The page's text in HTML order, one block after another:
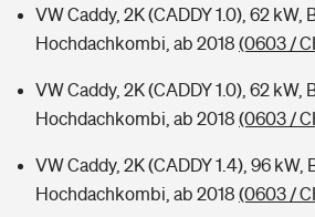
VW Caddy, 2K (CADDY 1.0), 62 kW,
Hochdachkombi, ab 2018 (0603 /
VW Caddy, 2K (CADDY 1.0), 62 kW,
Hochdachkombi, ab 2018 (0603 /
VW Caddy, 2K (CADDY 1.4), 96 kW,
Hochdachkombi, ab 2018 (0603 /